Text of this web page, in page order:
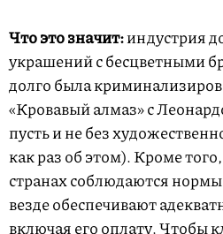
Что это значит:индустрия
украшений с бесцветными
долго была
«Кровавый алмаз» с
пусть и не без
как раз об этом). Кроме
странах соблюдаются
везде обеспечивают
включая его оплату. Чтобы